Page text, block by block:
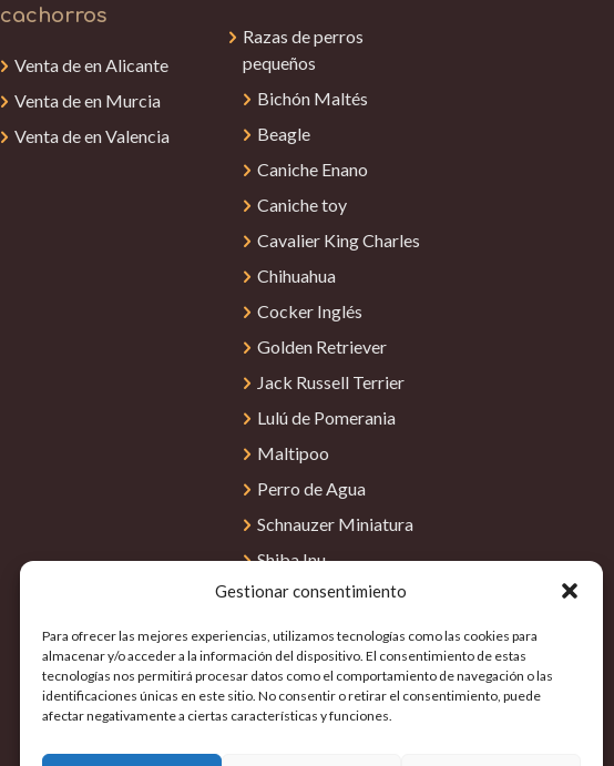
Gestionar consentimiento
Para ofrecer las mejores experiencias, utilizamos tecnologías como las cookies para
almacenar y/o acceder a la información del dispositivo. El consentimiento de estas
tecnologías nos permitirá procesar datos como el comportamiento de navegación o las
identificaciones únicas en este sitio. No consentir o retirar el consentimiento, puede
afectar negativamente a ciertas características y funciones.
cachorros
Venta de en Alicante
Venta de en Murcia
Venta de en Valencia
Razas de perros
pequeños
Bichón Maltés
Beagle
Caniche Enano
Caniche toy
Cavalier King Charles
Chihuahua
Cocker Inglés
Golden Retriever
Jack Russell Terrier
Lulú de Pomerania
Maltipoo
Perro de Agua
Schnauzer Miniatura
Shiba Inu
Shih Tzu
Teckel
Yorkshire Terrier